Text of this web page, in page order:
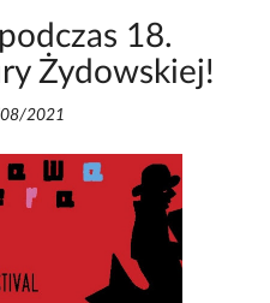
18.
Żydowskiej!
08/2021